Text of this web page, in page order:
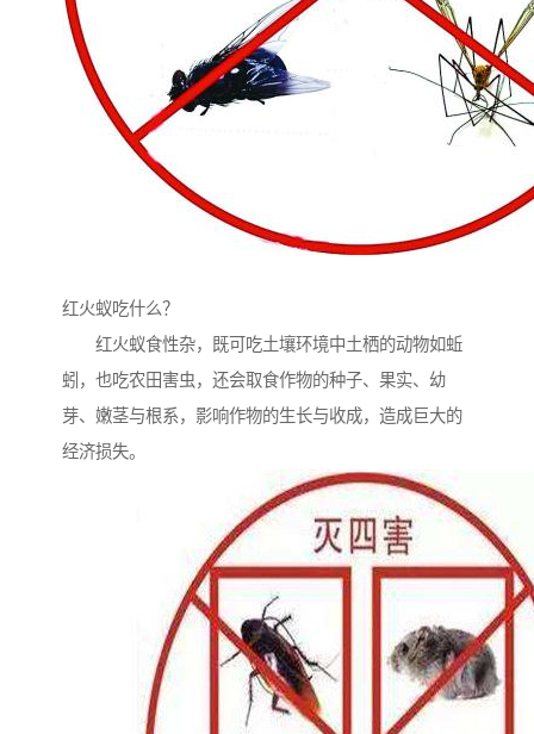
红火蚁吃什么？
红火蚁食性杂，既可吃土壤环境中土栖的动物如蚯
蚓，也吃农田害虫，还会取食作物的种子、果实、幼
芽、嫩茎与根系，影响作物的生长与收成，造成巨大的
经济损失。